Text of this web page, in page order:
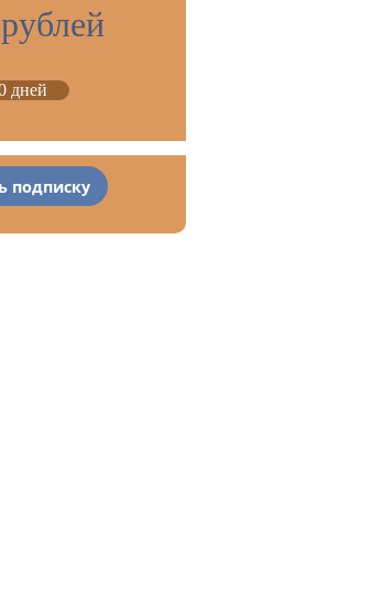
дней
подписку